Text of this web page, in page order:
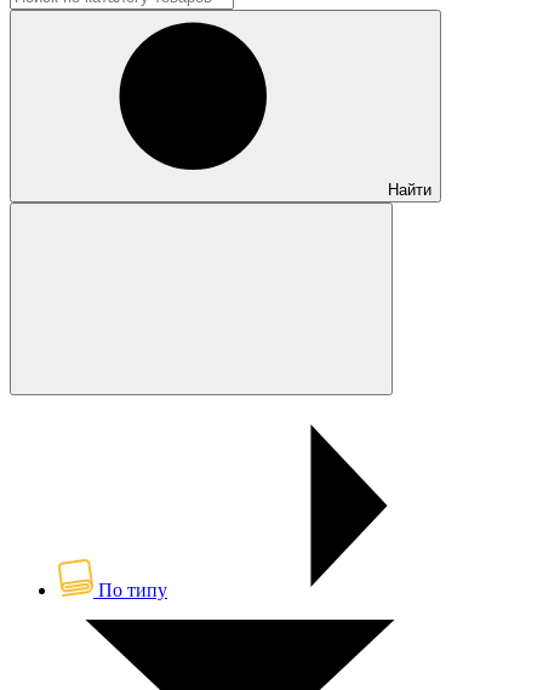
Найти
По типу